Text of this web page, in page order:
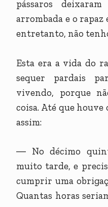
pássaros
arrombada e o rapaz
entretanto, não tenho
Esta era a vida do
sequer pardais
vivendo, porque
coisa. Até que
assim:
― No décimo
muito tarde, e
cumprir uma
Quantas horas